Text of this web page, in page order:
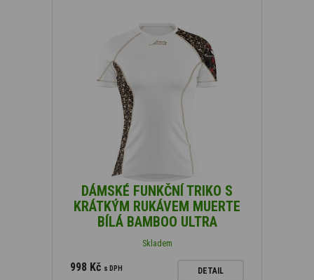
DÁMSKÉ FUNKČNÍ TRIKO S
KRÁTKÝM RUKÁVEM MUERTE
BÍLÁ BAMBOO ULTRA
Skladem
998 Kč s DPH DETAIL